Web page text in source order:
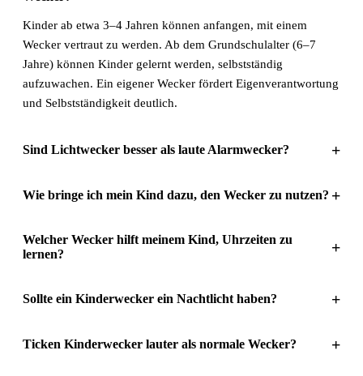
Kinder ab etwa 3–4 Jahren können anfangen, mit einem
Wecker vertraut zu werden. Ab dem Grundschulalter (6–7
Jahre) können Kinder gelernt werden, selbstständig
aufzuwachen. Ein eigener Wecker fördert Eigenverantwortung
und Selbstständigkeit deutlich.
Sind Lichtwecker besser als laute Alarmwecker? +
Wie bringe ich mein Kind dazu, den Wecker zu nutzen? +
Welcher Wecker hilft meinem Kind, Uhrzeiten zu
lernen?
+
Sollte ein Kinderwecker ein Nachtlicht haben? +
Ticken Kinderwecker lauter als normale Wecker? +